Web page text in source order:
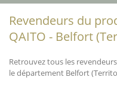
Revendeurs du
QAITO - Belfort
Retrouvez tous les
le département Belfort